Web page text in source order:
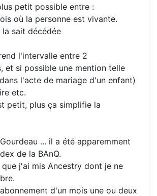
petit possible entre :
où la personne est vivante.
sait décédée
l'intervalle entre 2
et si possible une mention telle
l'acte de mariage d'un enfant)
etc.
petit, plus ça simplifie la
... il a été apparemment
de la BAnQ.
j'ai mis Ancestry dont je ne
d'un mois une ou deux